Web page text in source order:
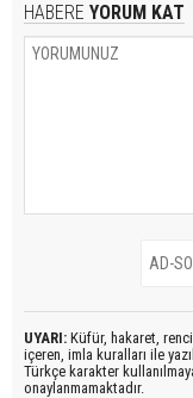
HABERE YORUM KAT
UYARI: Küfür, hakaret,
içeren, imla kuralları ile
Türkçe karakter
onaylanmamaktadır.